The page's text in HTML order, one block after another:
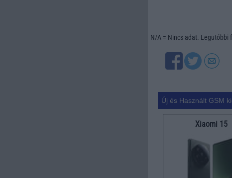
N/A = Nincs adat. Legutóbbi
Új és Használt GSM
Xiaomi 15